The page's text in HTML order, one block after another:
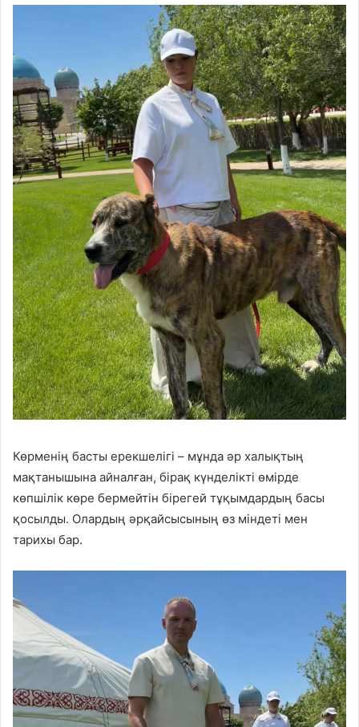
Көрменің басты ерекшелігі – мұнда әр халықтың
мақтанышына айналған, бірақ күнделікті өмірде
көпшілік көре бермейтін бірегей тұқымдардың басы
қосылды. Олардың әрқайсысының өз міндеті мен
тарихы бар.